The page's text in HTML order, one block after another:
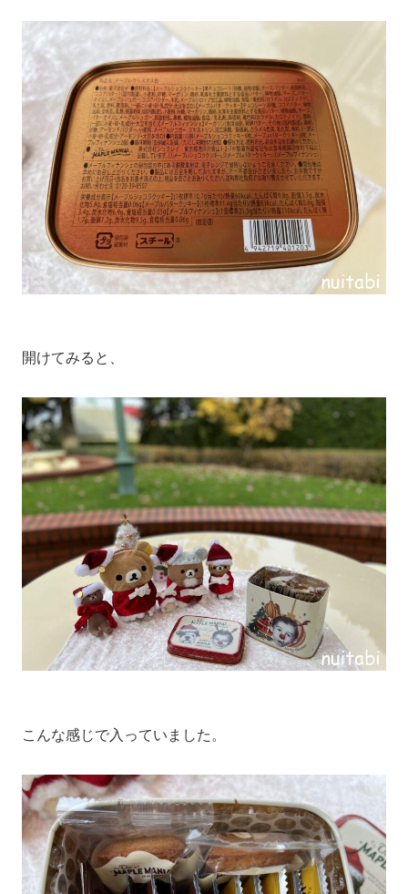
開けてみると、
こんな感じで入っていました。